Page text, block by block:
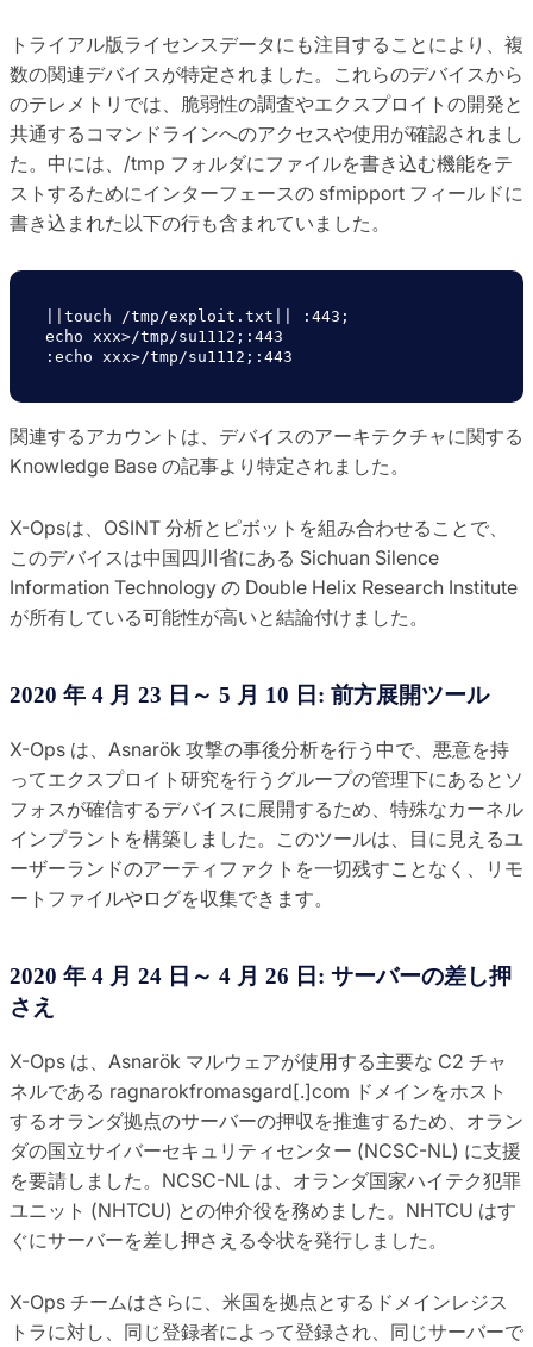
トライアル版ライセンスデータにも注目することにより、複
数の関連デバイスが特定されました。これらのデバイスから
のテレメトリでは、脆弱性の調査やエクスプロイトの開発と
共通するコマンドラインへのアクセスや使用が確認されまし
た。中には、/tmp フォルダにファイルを書き込む機能をテ
ストするためにインターフェースの sfmipport フィールドに
書き込まれた以下の行も含まれていました。
||touch /tmp/exploit.txt|| :443;
echo xxx>/tmp/su1112;:443
:echo xxx>/tmp/su1112;:443
関連するアカウントは、デバイスのアーキテクチャに関する
Knowledge Base の記事より特定されました。
X-Opsは、OSINT 分析とピボットを組み合わせることで、
このデバイスは中国四川省にある Sichuan Silence
Information Technology の Double Helix Research Institute
が所有している可能性が高いと結論付けました。
2020 年 4 月 23 日～ 5 月 10 日: 前方展開ツール
X-Ops は、Asnarök 攻撃の事後分析を行う中で、悪意を持
ってエクスプロイト研究を行うグループの管理下にあるとソ
フォスが確信するデバイスに展開するため、特殊なカーネル
インプラントを構築しました。このツールは、目に見えるユ
ーザーランドのアーティファクトを一切残すことなく、リモ
ートファイルやログを収集できます。
2020 年 4 月 24 日～ 4 月 26 日: サーバーの差し押
さえ
X-Ops は、Asnarök マルウェアが使用する主要な C2 チャ
ネルである ragnarokfromasgard[.]com ドメインをホスト
するオランダ拠点のサーバーの押収を推進するため、オラン
ダの国立サイバーセキュリティセンター (NCSC-NL) に支援
を要請しました。NCSC-NL は、オランダ国家ハイテク犯罪
ユニット (NHTCU) との仲介役を務めました。NHTCU はす
ぐにサーバーを差し押さえる令状を発行しました。
X-Ops チームはさらに、米国を拠点とするドメインレジス
トラに対し、同じ登録者によって登録され、同じサーバーで